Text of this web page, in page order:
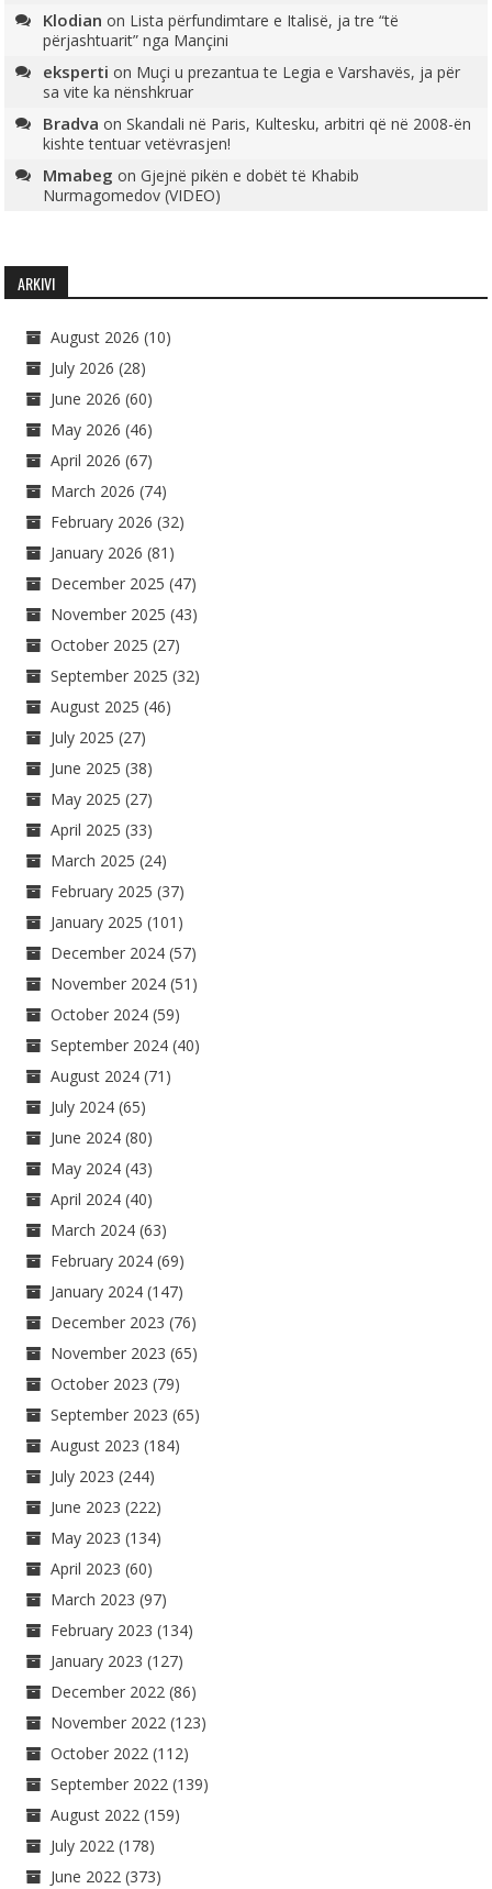
Klodian on Lista përfundimtare e Italisë, ja tre “të
përjashtuarit” nga Mançini
eksperti on Muçi u prezantua te Legia e Varshavës, ja për
sa vite ka nënshkruar
Bradva onSkandali në Paris, Kultesku, arbitri që në 2008-ën
kishte tentuar vetëvrasjen!
Mmabeg onGjejnë pikën e dobët të Khabib
Nurmagomedov (VIDEO)
ARKIVI
August 2026 (10)
July 2026 (28)
June 2026 (60)
May 2026 (46)
April 2026 (67)
March 2026 (74)
February 2026 (32)
January 2026 (81)
December 2025 (47)
November 2025 (43)
October 2025 (27)
September 2025 (32)
August 2025 (46)
July 2025 (27)
June 2025 (38)
May 2025 (27)
April 2025 (33)
March 2025 (24)
February 2025 (37)
January 2025 (101)
December 2024 (57)
November 2024 (51)
October 2024 (59)
September 2024 (40)
August 2024 (71)
July 2024 (65)
June 2024 (80)
May 2024 (43)
April 2024 (40)
March 2024 (63)
February 2024 (69)
January 2024 (147)
December 2023 (76)
November 2023 (65)
October 2023 (79)
September 2023 (65)
August 2023 (184)
July 2023 (244)
June 2023 (222)
May 2023 (134)
April 2023 (60)
March 2023 (97)
February 2023 (134)
January 2023 (127)
December 2022 (86)
November 2022 (123)
October 2022 (112)
September 2022 (139)
August 2022 (159)
July 2022 (178)
June 2022 (373)